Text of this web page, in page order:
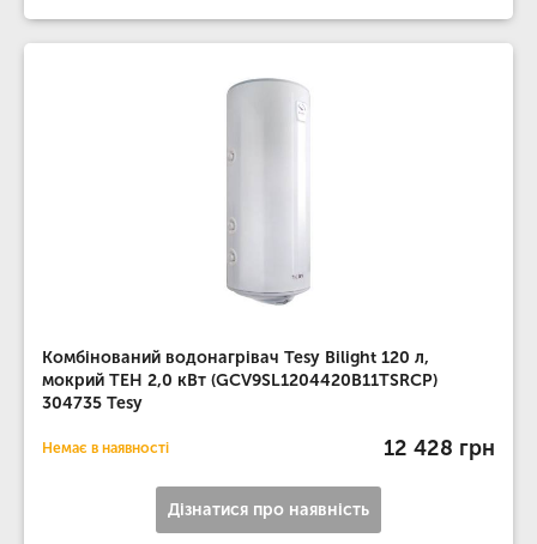
Комбінований водонагрівач Tesy Bilight 120 л,
мокрий ТЕН 2,0 кВт (GCV9SL1204420B11TSRCP)
304735 Tesy
Немає в наявності 12 428 грн
Дізнатися про наявність